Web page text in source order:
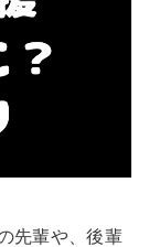
先輩や、後輩